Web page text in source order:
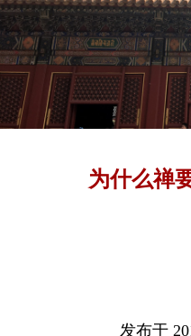
为什么禅
发布于